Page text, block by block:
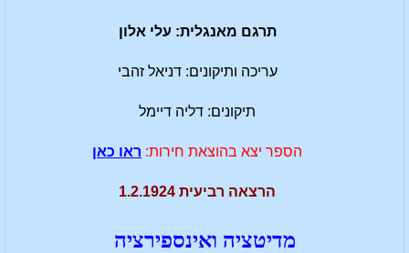
תרגם מאנגלית: עלי אלון
עריכה ותיקונים: דניאל זהבי
תיקונים: דליה דיימל
הספר יצא בהוצאת חירות: ראו כאן
הרצאה רביעית 1.2.1924
מדיטציה ואינספירציה